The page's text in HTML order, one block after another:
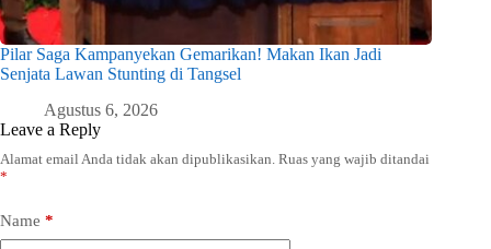
Pilar Saga Kampanyekan Gemarikan! Makan Ikan Jadi
Senjata Lawan Stunting di Tangsel
Agustus 6, 2026
Leave a Reply
Alamat email Anda tidak akan dipublikasikan. Ruas yang wajib ditandai
*
Name *